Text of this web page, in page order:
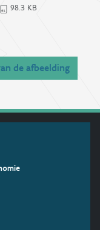
98.3 KB
de afbeelding